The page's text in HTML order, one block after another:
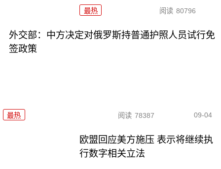
最热 阅读 80796
外交部：中方决定对俄罗斯持普通护照人员试行免
签政策
最热 阅读 78387 09-04
欧盟回应美方施压 表示将继续执
行数字相关立法